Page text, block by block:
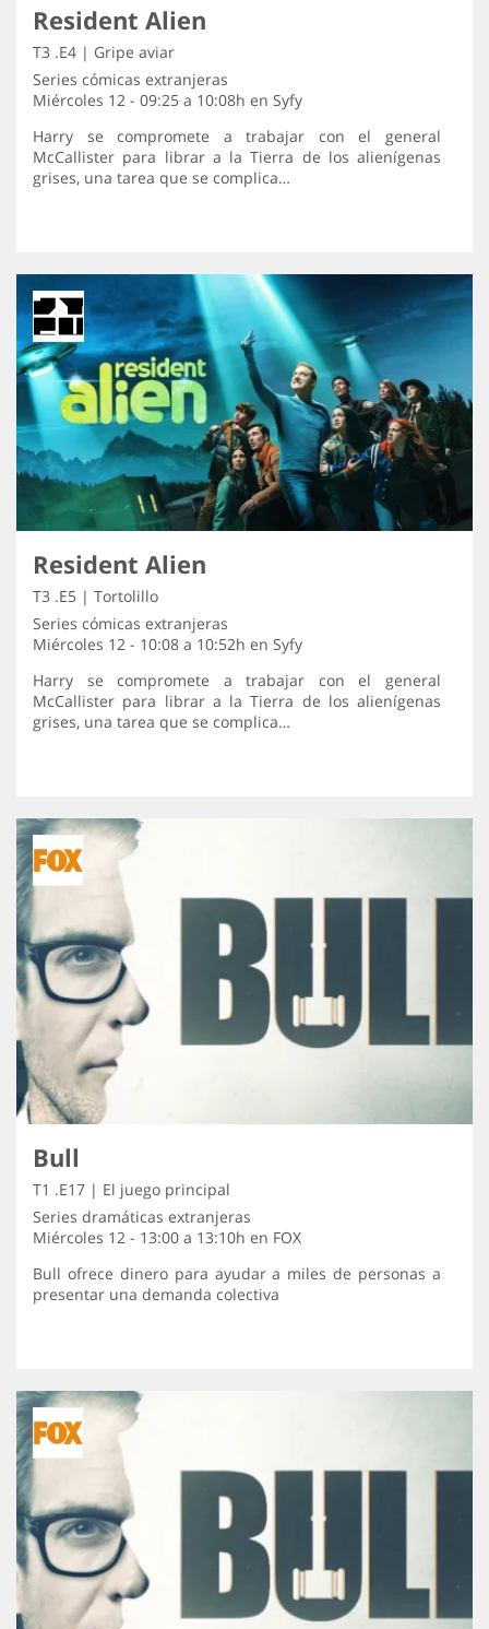
Resident Alien
T3 .E4 | Gripe aviar
Series cómicas extranjeras
Miércoles 12 - 09:25 a 10:08h en Syfy
Harry se compromete a trabajar con el general
McCallister para librar a la Tierra de los alienígenas
grises, una tarea que se complica…
Resident Alien
T3 .E5 | Tortolillo
Series cómicas extranjeras
Miércoles 12 - 10:08 a 10:52h en Syfy
Harry se compromete a trabajar con el general
McCallister para librar a la Tierra de los alienígenas
grises, una tarea que se complica…
Bull
T1 .E17 | El juego principal
Series dramáticas extranjeras
Miércoles 12 - 13:00 a 13:10h en FOX
Bull ofrece dinero para ayudar a miles de personas a
presentar una demanda colectiva